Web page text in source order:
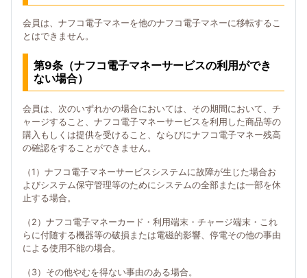
会員は、ナフコ電子マネーを他のナフコ電子マネーに移転するこ
とはできません。
第9条（ナフコ電子マネーサービスの利用ができ
ない場合）
会員は、次のいずれかの場合においては、その期間において、チ
ャージすること、ナフコ電子マネーサービスを利用した商品等の
購入もしくは提供を受けること、ならびにナフコ電子マネー残高
の確認をすることができません。
（1）ナフコ電子マネーサービスシステムに故障が生じた場合お
よびシステム保守管理等のためにシステムの全部または一部を休
止する場合。
（2）ナフコ電子マネーカード・利用端末・チャージ端末・これ
らに付随する機器等の破損または電磁的影響、停電その他の事由
による使用不能の場合。
（3）その他やむを得ない事由のある場合。